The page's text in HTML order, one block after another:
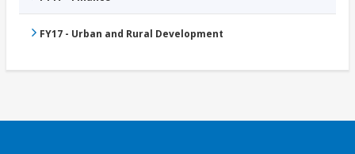
FY17 - Urban and Rural Development